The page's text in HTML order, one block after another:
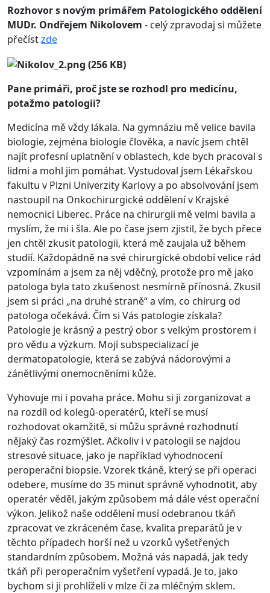
Rozhovor s novým primářem Patologického oddělení
MUDr. Ondřejem Nikolovem - celý zpravodaj si můžete
přečístzde
Pane primáři, proč jste se rozhodl pro medicínu,
potažmo patologii?
Medicína mě vždy lákala. Na gymnáziu mě velice bavila
biologie, zejména biologie člověka, a navíc jsem chtěl
najít profesní uplatnění v oblastech, kde bych pracoval s
lidmi a mohl jim pomáhat. Vystudoval jsem Lékařskou
fakultu v Plzni Univerzity Karlovy a po absolvování jsem
nastoupil na Onkochirurgické oddělení v Krajské
nemocnici Liberec. Práce na chirurgii mě velmi bavila a
myslím, že mi i šla. Ale po čase jsem zjistil, že bych přece
jen chtěl zkusit patologii, která mě zaujala už během
studií. Každopádně na své chirurgické období velice rád
vzpomínám a jsem za něj vděčný, protože pro mě jako
patologa byla tato zkušenost nesmírně přínosná. Zkusil
jsem si práci „na druhé straně“ a vím, co chirurg od
patologa očekává. Čím si Vás patologie získala?
Patologie je krásný a pestrý obor s velkým prostorem i
pro vědu a výzkum. Mojí subspecializací je
dermatopatologie, která se zabývá nádorovými a
zánětlivými onemocněními kůže.
Vyhovuje mi i povaha práce. Mohu si ji zorganizovat a
na rozdíl od kolegů-operatérů, kteří se musí
rozhodovat okamžitě, si můžu správné rozhodnutí
nějaký čas rozmýšlet. Ačkoliv i v patologii se najdou
stresové situace, jako je například vyhodnocení
peroperační biopsie. Vzorek tkáně, který se při operaci
odebere, musíme do 35 minut správně vyhodnotit, aby
operatér věděl, jakým způsobem má dále vést operační
výkon. Jelikož naše oddělení musí odebranou tkáň
zpracovat ve zkráceném čase, kvalita preparátů je v
těchto případech horší než u vzorků vyšetřených
standardním způsobem. Možná vás napadá, jak tedy
tkáň při peroperačním vyšetření vypadá. Je to, jako
bychom si ji prohlíželi v mlze či za mléčným sklem.